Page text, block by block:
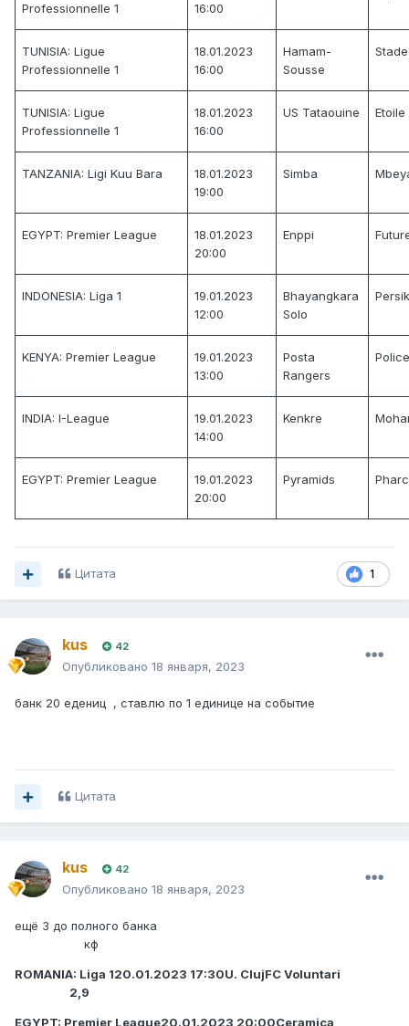
Professionnelle 1
16:00
TUNISIA: Ligue
Professionnelle 1
18.01.2023
16:00
Hamam-
Sousse
TUNISIA: Ligue
Professionnelle 1
18.01.2023
16:00
US Tataouine Etoile
TANZANIA: Ligi Kuu Bara
18.01.2023
19:00
Simba
EGYPT: Premier League
18.01.2023
20:00
Enppi
INDONESIA: Liga 1
19.01.2023
12:00
Bhayangkara
Solo
KENYA: Premier League
19.01.2023
13:00
Posta
Rangers
INDIA: I-League
19.01.2023
14:00
Kenkre
EGYPT: Premier League
19.01.2023
20:00
Pyramids
1
Цитата
kus 42
Опубликовано 18 января, 2023
банк 20 едениц , ставлю по 1 единице на событие
Цитата
kus 42
Опубликовано 18 января, 2023
ещё 3 до полного банка
кф
ROMANIA: Liga 120.01.2023 17:30U. ClujFC Voluntari
2,9
EGYPT: Premier League20.01.2023 20:00Ceramica